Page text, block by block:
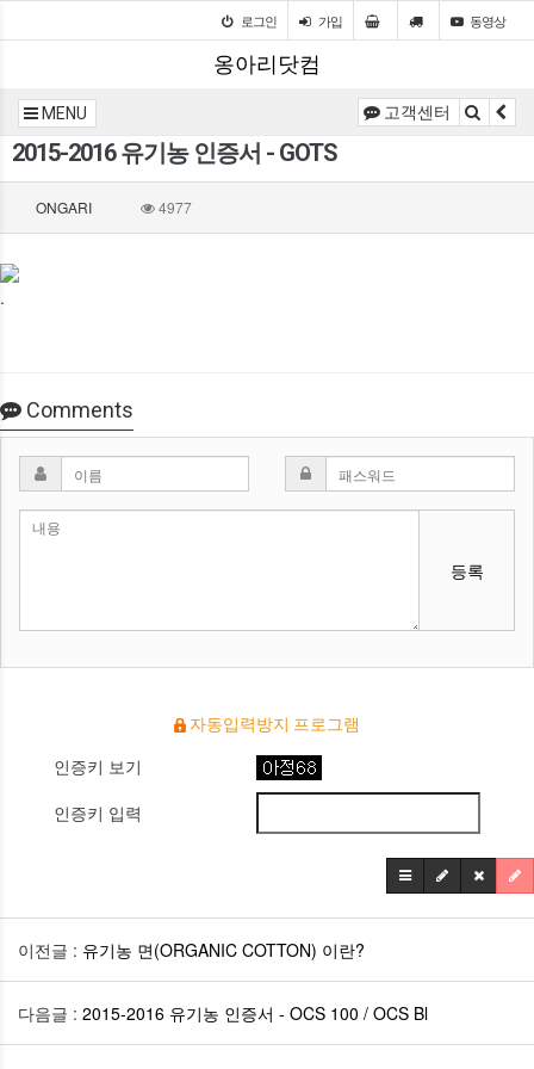
로그인 가입 동영상
옹아리닷컴
MENU 고객센터
2015-2016 유기농 인증서 - GOTS
ONGARI 4977
.
Comments
등록
자동입력방지 프로그램
인증키 보기
인증키 입력
이전글 : 유기농 면(ORGANIC COTTON) 이란?
다음글 : 2015-2016 유기농 인증서 - OCS 100 / OCS Bl